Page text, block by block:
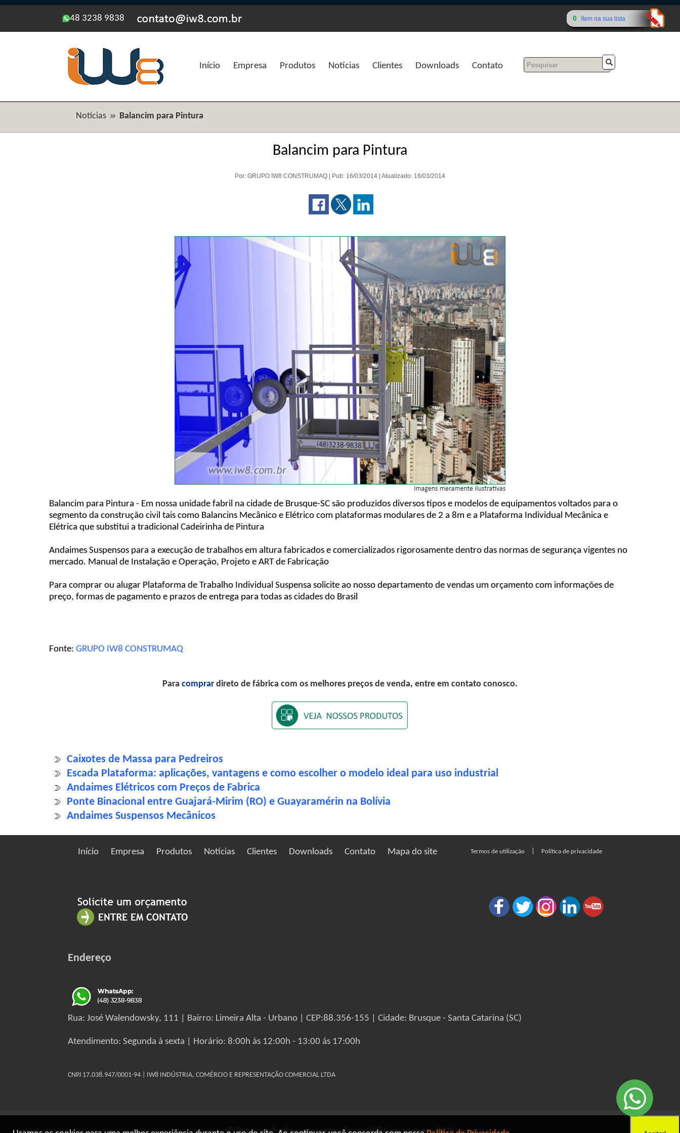
48 3238 9838 0 ítem na sua lista
Início Empresa Produtos Notícias Clientes Downloads Contato
Notícias Balancim para Pintura
Balancim para Pintura
Por: GRUPO IW8 CONSTRUMAQ | Pub: 16/03/2014 | Atualizado: 16/03/2014
Balancim para Pintura - Em nossa unidade fabril na cidade de Brusque-SC são produzidos diversos tipos e modelos de equipamentos voltados para o
segmento da construção civil tais como Balancins Mecânico e Elétrico com plataformas modulares de 2 a 8m e a Plataforma Individual Mecânica e
Elétrica que substitui a tradicional Cadeirinha de Pintura
Andaimes Suspensos para a execução de trabalhos em altura fabricados e comercializados rigorosamente dentro das normas de segurança vigentes no
mercado. Manual de Instalação e Operação, Projeto e ART de Fabricação
Para comprar ou alugar Plataforma de Trabalho Individual Suspensa solicite ao nosso departamento de vendas um orçamento com informações de
preço, formas de pagamento e prazos de entrega para todas as cidades do Brasil
Fonte:GRUPO IW8 CONSTRUMAQ
Para comprardireto de fábrica com os melhores preços de venda, entre em contato conosco.
Caixotes de Massa para Pedreiros
Escada Plataforma: aplicações, vantagens e como escolher o modelo ideal para uso industrial
Andaimes Elétricos com Preços de Fabrica
Ponte Binacional entre Guajará-Mirim (RO) e Guayaramérin na Bolívia
Andaimes Suspensos Mecânicos
Início Empresa Produtos Notícias Clientes Downloads Contato Mapa do site Termos de utilização Política de privacidade
Endereço
Rua: José Walendowsky, 111 | Bairro: Limeira Alta - Urbano | CEP:88.356-155 | Cidade: Brusque - Santa Catarina (SC)
Atendimento: Segunda à sexta | Horário: 8:00h às 12:00h - 13:00 ás 17:00h
CNPJ 17.038.947/0001-94 | IW8 INDÚSTRIA, COMÉRCIO E REPRESENTAÇÃO COMERCIAL LTDA